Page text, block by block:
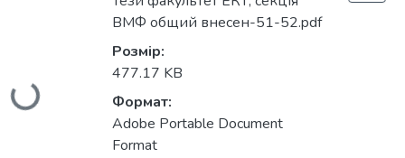
Вантажиться...
ВМФ общий внесен-51-52.pdf
Розмір:
477.17 KB
Формат:
Adobe Portable Document
Format